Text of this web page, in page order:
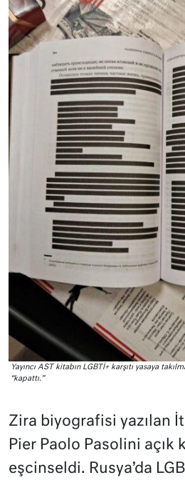
Yayıncı AST kitabın LGBTİ+ karşıtı yasaya
“kapattı.”
Zira biyografisi yazılan
Pier Paolo Pasolini açık
eşcinseldi. Rusya’da